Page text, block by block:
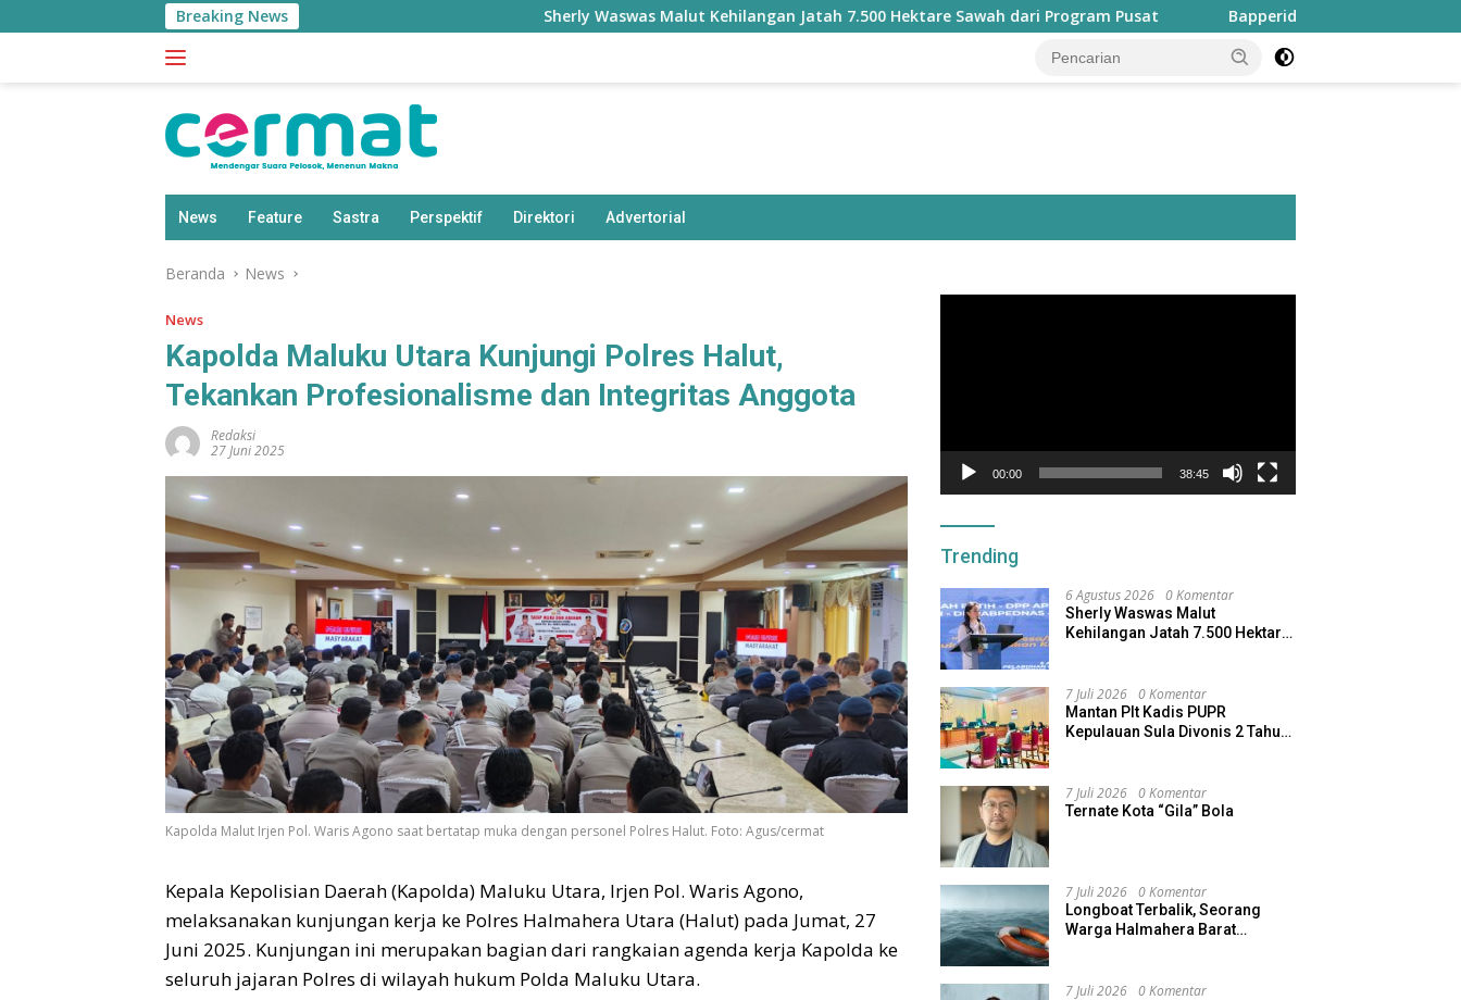
ke
Breaking News Sherly Waswas Malut Kehilangan Jatah 7.500 Hektare Sawah dari Program Pusat Bapperida: Taliabu Butuh Rp2
News Feature Sastra Perspektif Direktori Advertorial
Beranda News
News
Kapolda Maluku Utara Kunjungi Polres Halut,
Tekankan Profesionalisme dan Integritas Anggota
Redaksi
27 Juni 2025
Kapolda Malut Irjen Pol. Waris Agono saat bertatap muka dengan personel Polres Halut. Foto: Agus/cermat
Kepala Kepolisian Daerah (Kapolda) Maluku Utara, Irjen Pol. Waris Agono,
melaksanakan kunjungan kerja ke Polres Halmahera Utara (Halut) pada Jumat, 27
Juni 2025. Kunjungan ini merupakan bagian dari rangkaian agenda kerja Kapolda ke
seluruh jajaran Polres di wilayah hukum Polda Maluku Utara.
00:00 38:45
Trending
6 Agustus 2026 0 Komentar
Sherly Waswas Malut
Kehilangan Jatah 7.500 Hektare
7 Juli 2026 0 Komentar
Mantan Plt Kadis PUPR
Kepulauan Sula Divonis 2 Tahun
7 Juli 2026 0 Komentar
Ternate Kota “Gila” Bola
7 Juli 2026 0 Komentar
Longboat Terbalik, Seorang
Warga Halmahera Barat
7 Juli 2026 0 Komentar